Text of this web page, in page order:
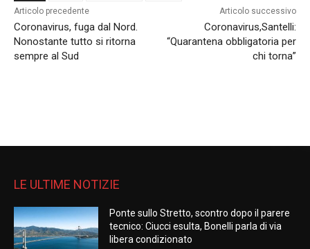
Articolo precedente
Coronavirus, fuga dal Nord.
Nonostante tutto si ritorna
sempre al Sud
Articolo successivo
Coronavirus,Santelli:
“Quarantena obbligatoria per
chi torna”
LE ULTIME NOTIZIE
Ponte sullo Stretto, scontro dopo il parere
tecnico: Ciucci esulta, Bonelli parla di via
libera condizionato